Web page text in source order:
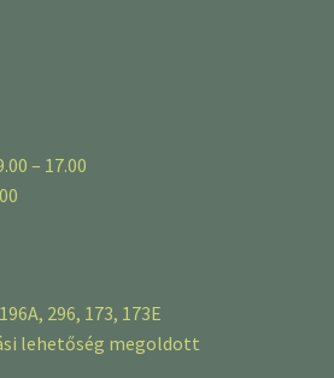
– 17.00
296, 173, 173E
lehetőség megoldott